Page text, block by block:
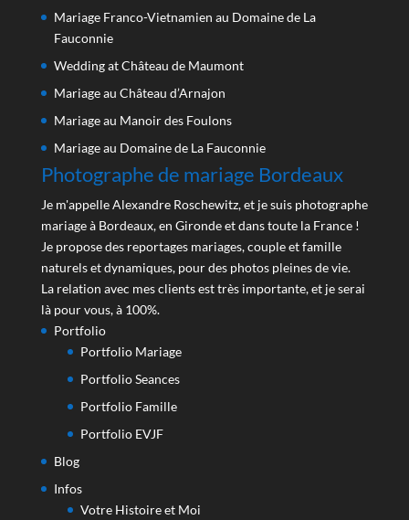
Mariage Franco-Vietnamien au Domaine de La
Fauconnie
Wedding at Château de Maumont
Mariage au Château d’Arnajon
Mariage au Manoir des Foulons
Mariage au Domaine de La Fauconnie
Photographe de mariage Bordeaux
Je m'appelle Alexandre Roschewitz, et je suis photographe
mariage à Bordeaux, en Gironde et dans toute la France !
Je propose des reportages mariages, couple et famille
naturels et dynamiques, pour des photos pleines de vie.
La relation avec mes clients est très importante, et je serai
là pour vous, à 100%.
Portfolio
Portfolio Mariage
Portfolio Seances
Portfolio Famille
Portfolio EVJF
Blog
Infos
Votre Histoire et Moi